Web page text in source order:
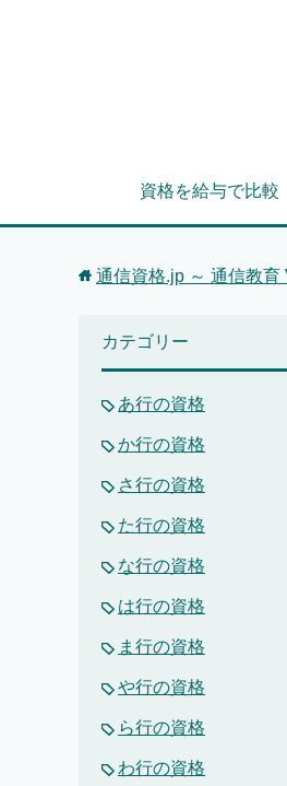
資格を給与で比較
通信資格.jp ～ 通信教育
カテゴリー
あ行の資格
か行の資格
さ行の資格
た行の資格
な行の資格
は行の資格
ま行の資格
や行の資格
ら行の資格
わ行の資格